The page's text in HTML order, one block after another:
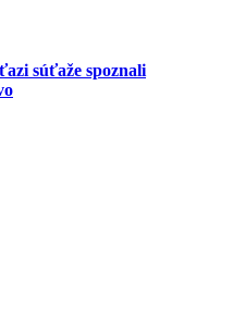
súťaže spoznali